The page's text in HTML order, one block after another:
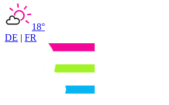
18°
DE | FR